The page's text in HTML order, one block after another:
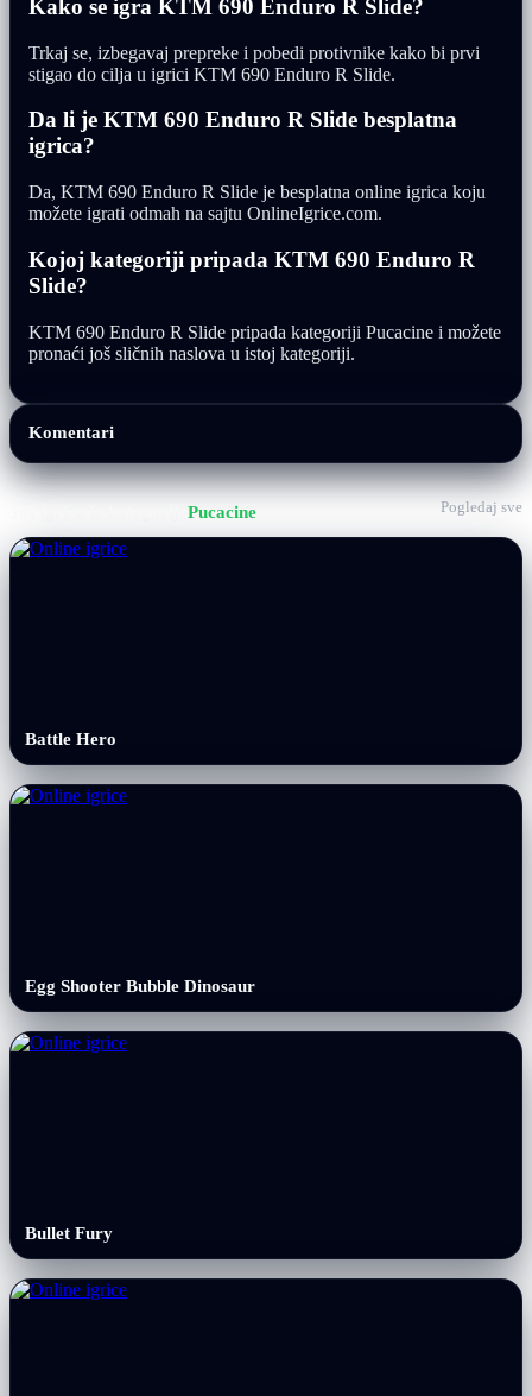
Kako se igra KTM 690 Enduro R Slide?
Trkaj se, izbegavaj prepreke i pobedi protivnike kako bi prvi
stigao do cilja u igrici KTM 690 Enduro R Slide.
Da li je KTM 690 Enduro R Slide besplatna
igrica?
Da, KTM 690 Enduro R Slide je besplatna online igrica koju
možete igrati odmah na sajtu OnlineIgrice.com.
Kojoj kategoriji pripada KTM 690 Enduro R
Slide?
KTM 690 Enduro R Slide pripada kategoriji Pucacine i možete
pronaći još sličnih naslova u istoj kategoriji.
Komentari
Pucacine Pogledaj sve
Battle Hero
Egg Shooter Bubble Dinosaur
Bullet Fury